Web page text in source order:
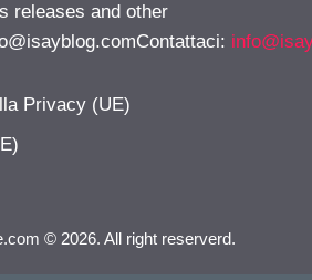
releases and other
:
Privacy (UE)
© 2026. All right reserverd.